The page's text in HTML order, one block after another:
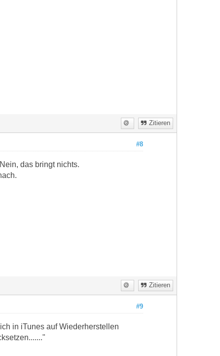
Zitieren
#8
das bringt nichts.
Zitieren
#9
in iTunes auf Wiederherstellen